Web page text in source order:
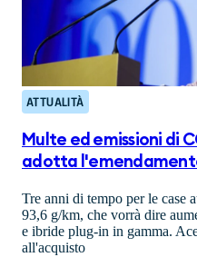
ATTUALITÀ
Multe ed emissioni di
adotta
Tre anni di tempo per le case
93,6 g/km, che vorrà dire
e ibride plug-in in gamma.
all'acquisto